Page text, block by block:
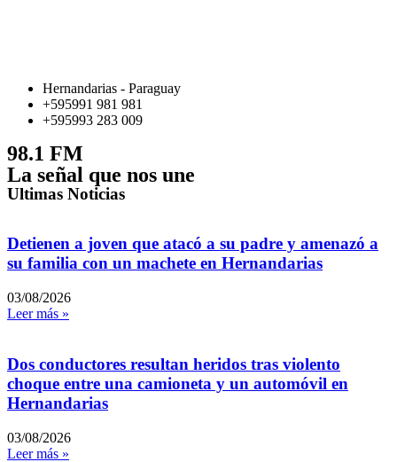
Hernandarias - Paraguay
+595991 981 981
+595993 283 009
98.1 FM
La señal que nos une
Ultimas Noticias
Detienen a joven que atacó a su padre y amenazó a
su familia con un machete en Hernandarias
03/08/2026
Leer más »
Dos conductores resultan heridos tras violento
choque entre una camioneta y un automóvil en
Hernandarias
03/08/2026
Leer más »